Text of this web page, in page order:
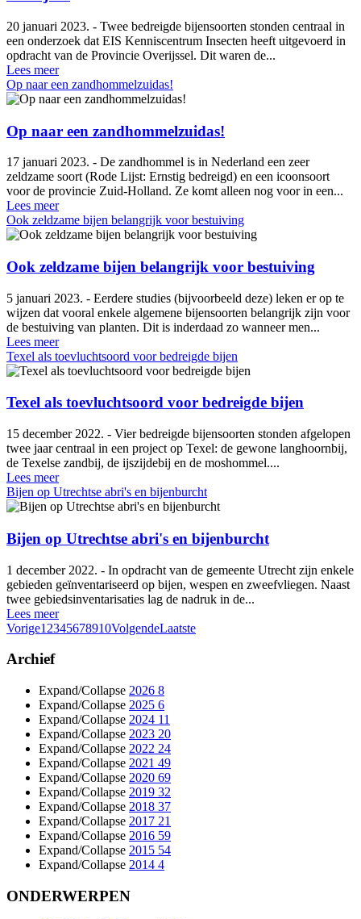
20 januari 2023. - Twee bedreigde bijensoorten stonden centraal in
een onderzoek dat EIS Kenniscentrum Insecten heeft uitgevoerd in
opdracht van de Provincie Overijssel. Dit waren de...
Lees meer
Op naar een zandhommelzuidas!
Op naar een zandhommelzuidas!
17 januari 2023. - De zandhommel is in Nederland een zeer
zeldzame soort (Rode Lijst: Ernstig bedreigd) en een icoonsoort
voor de provincie Zuid-Holland. Ze komt alleen nog voor in een...
Lees meer
Ook zeldzame bijen belangrijk voor bestuiving
Ook zeldzame bijen belangrijk voor bestuiving
5 januari 2023. - Eerdere studies (bijvoorbeeld deze) leken er op te
wijzen dat vooral enkele algemene bijensoorten belangrijk zijn voor
de bestuiving van planten. Dit is inderdaad zo wanneer men...
Lees meer
Texel als toevluchtsoord voor bedreigde bijen
Texel als toevluchtsoord voor bedreigde bijen
15 december 2022. - Vier bedreigde bijensoorten stonden afgelopen
twee jaar centraal in een project op Texel: de gewone langhoornbij,
de Texelse zandbij, de ijszijdebij en de moshommel....
Lees meer
Bijen op Utrechtse abri's en bijenburcht
Bijen op Utrechtse abri's en bijenburcht
1 december 2022. - In opdracht van de gemeente Utrecht zijn enkele
gebieden geïnventariseerd op bijen, wespen en zweefvliegen. Naast
twee gebiedsinventarisaties lag de nadruk in de...
Lees meer
Vorige1 2345678910VolgendeLaatste
Archief
Expand/Collapse 2026 8
Expand/Collapse 2025 6
Expand/Collapse 2024 11
Expand/Collapse 2023 20
Expand/Collapse 2022 24
Expand/Collapse 2021 49
Expand/Collapse 2020 69
Expand/Collapse 2019 32
Expand/Collapse 2018 37
Expand/Collapse 2017 21
Expand/Collapse 2016 59
Expand/Collapse 2015 54
Expand/Collapse 2014 4
ONDERWERPEN